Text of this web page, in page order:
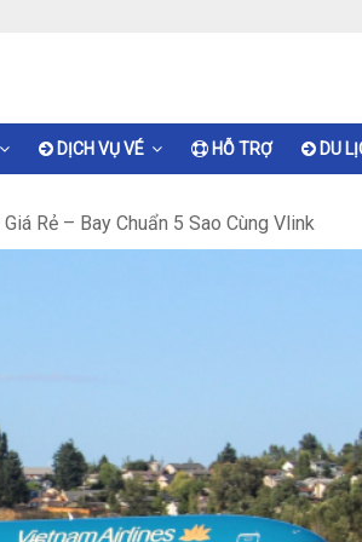
DỊCH VỤ VÉ HỖ TRỢ DU
Rẻ – Bay Chuẩn 5 Sao Cùng Vlink